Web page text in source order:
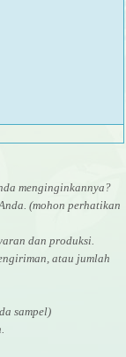
menginginkannya?
(mohon perhatikan
dan produksi.
atau jumlah
sampel)